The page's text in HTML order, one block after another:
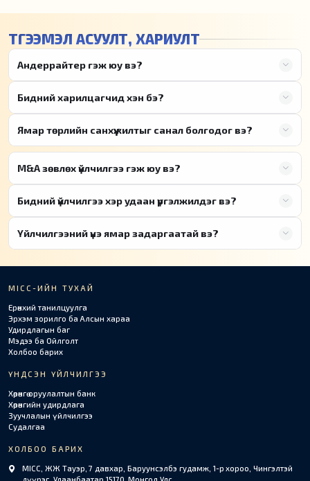
ТҮГЭЭМЭЛ АСУУЛТ, ХАРИУЛТ
Андеррайтер гэж юу вэ?
Бидний харилцагчид хэн бэ?
Ямар төрлийн санхүүжилтыг санал болгодог вэ?
M&A зөвлөх үйлчилгээ гэж юу вэ?
Бидний үйлчилгээ хэр удаан үргэлжилдэг вэ?
Үйлчилгээний үнэ ямар задаргаатай вэ?
MICC-ИЙН ТУХАЙ
Ерөнхий танилцуулга
Эрхэм зорилго ба Алсын хараа
Удирдлагын баг
Мэдээ ба Ойлголт
Холбоо барих
ҮНДСЭН ҮЙЛЧИЛГЭЭ
Хөрөнгө оруулалтын банк
Хөрөнгийн удирдлага
Зуучлалын үйлчилгээ
Судалгаа
ХОЛБОО БАРИХ
MICC, ЖЖ Тауэр, 7 давхар, Баруунсэлбэ гудамж, 1-р хороо, Чингэлтэй